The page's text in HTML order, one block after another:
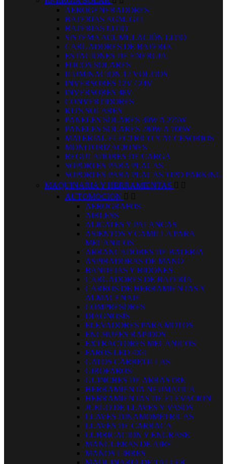
AEROGENERADORES
BATERIAS AGM, GEL
BATERIAS LITIO
SISTEMA ACUMULACIÓN LITIO
CARGADORES DE BATERIA
ESTACIONES DE ENERGIA
FOCOS SOLARES
ILUMINACION 12 VOLTIOS
INVERSORES 12V / 24V
INVERSORES 48V
CONVERTIDORES
KITS SOLARES
PANELES SOLARES 30W A 275W
PANELES SOLARES 280W A 700W
MATERIAL ELECTRICO Y ACCESORIOS
MONITORIZACIONES
REGULADORES DE CARGA
SOPORTES PARA PLACAS
SOPORTES PARA PLACAS TIPO PARKING
MAQUINARIA Y HERRAMIENTAS  
AUTOMOCION  
AEROGRAFOS
AIRLESS
ALICATES Y PALANCAS
ASIENTOS Y CAMILLA PARA
MECANICOS
ARRANCADORES DE BATERIA
ASPIRADORAS DE MANO
BANDEJAS Y BIDONES
CARGADORES DE BATERÍA
CARROS DE HERRAMIENTAS Y
ALMACENAJE
COMPRESORES
DIAGNOSIS
ELEVADORES PARA MOTOS
ENCHUFES RAPIDOS
EXTRACTORES MECANICOS
FAROS LED 4X4
GATOS CARRETILLAS
GIROFAROS
GUINCHES DE ARRASTRE
HERRAMIENTA NEUMATICA
HERRAMIENTAS DE ELEVACION
JUEGO DE LLAVES Y VASOS
LLAVES DINAMOMETRICAS
LLAVES DE CARRACA
LUBRICACION Y ENGRASE
MANGUERAS DE AIRE
MANOS LIBRES
MAQUINARIA DE TALLER